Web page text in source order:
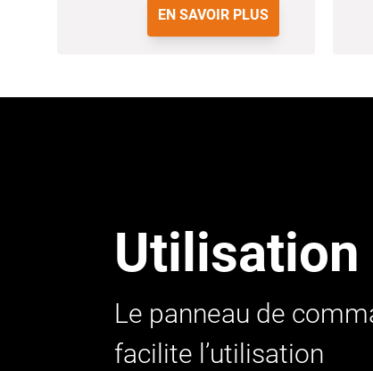
EN SAVOIR PLUS
Le panneau de
facilite l’utilisation